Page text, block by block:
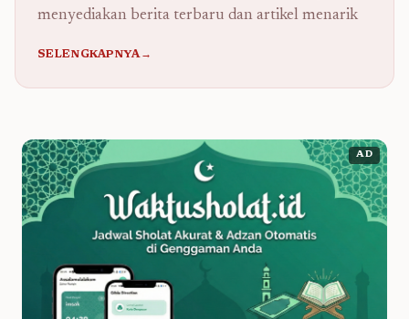
menyediakan berita terbaru dan artikel menarik
SELENGKAPNYA→
AD